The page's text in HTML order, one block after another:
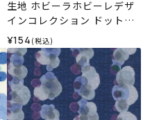
生地 ホビーラホビーレデザ
インコレクション ドットボ
ーダー＜6L＞
¥154 (税込)